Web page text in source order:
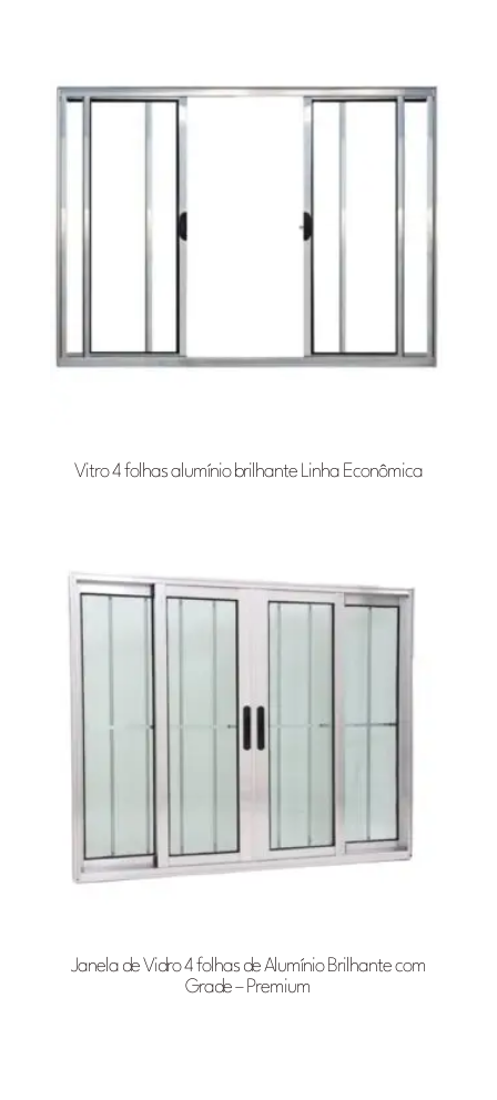
Vitro 4 folhas alumínio brilhante Linha Econômica
Janela de Vidro 4 folhas de Alumínio Brilhante com
Grade – Premium